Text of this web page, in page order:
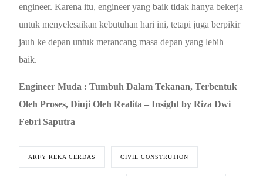
engineer. Karena itu, engineer yang baik tidak hanya bekerja
untuk menyelesaikan kebutuhan hari ini, tetapi juga berpikir
jauh ke depan untuk merancang masa depan yang lebih
baik.
Engineer Muda : Tumbuh Dalam Tekanan, Terbentuk
Oleh Proses, Diuji Oleh Realita – Insight by Riza Dwi
Febri Saputra
ARFY REKA CERDAS CIVIL CONSTRUTION